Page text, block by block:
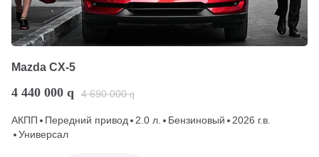
Mazda CX-5
4 440 000 q 4 690 000 q
АКПП Передний привод 2.0 л. Бензиновый
2026 г.в.
Универсал